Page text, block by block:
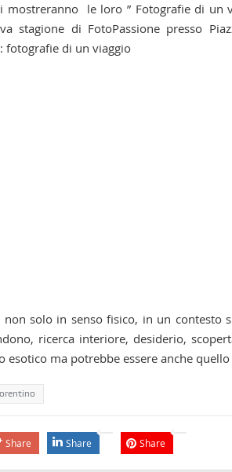
mostreranno le loro ” Fotografie di
stagione di FotoPassione presso
fotografie di un viaggio
non solo in senso fisico, in un contesto
ricerca interiore, desiderio,
esotico ma potrebbe essere anche
Share Share Share